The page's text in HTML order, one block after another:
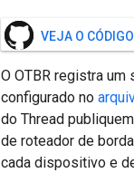
VEJA O
O OTBR registra um
configurado no
do Thread
de roteador de
cada dispositivo e